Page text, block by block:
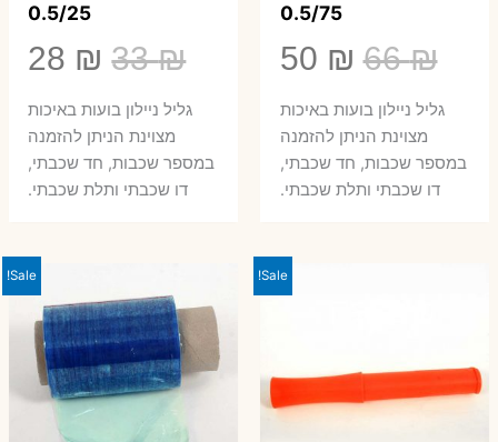
0.5/75
66₪
המחיר
המקורי
היה:
66 ₪.
50 ₪
הנוכחיגליל ניילון בועות באיכות
מצוינת הניתן להזמנה
במספר שכבות, חד שכבתי,
דו שכבתי ותלת שכבתי.
0.5/25
33₪
המחיר
המקורי
היה:
33 ₪.
28 ₪
₪.
גליל ניילון בועות באיכות
מצוינת הניתן להזמנה
במספר שכבות, חד שכבתי,
דו שכבתי ותלת שכבתי.
Sale!
Sale!